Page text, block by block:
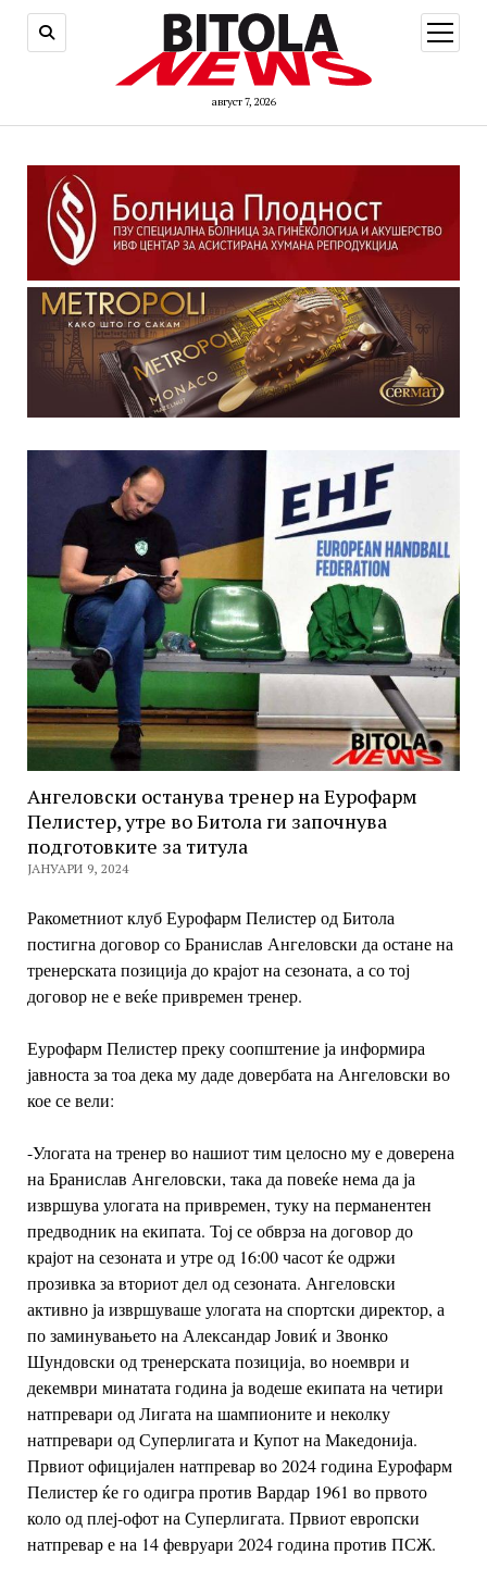
август 7, 2026
open
menu
Ангеловски останува тренер на Еурофарм
Пелистер, утре во Битола ги започнува
подготовките за титула
ЈАНУАРИ 9, 2024
Ракометниот клуб Еурофарм Пелистер од Битола
постигна договор со Бранислав Ангеловски да остане на
тренерската позиција до крајот на сезоната, а со тој
договор не е веќе привремен тренер.
Еурофарм Пелистер преку соопштение ја информира
јавноста за тоа дека му даде довербата на Ангеловски во
кое се вели:
-Улогата на тренер во нашиот тим целосно му е доверена
на Бранислав Ангеловски, така да повеќе нема да ја
извршува улогата на привремен, туку на перманентен
предводник на екипата. Тој се обврза на договор до
крајот на сезоната и утре од 16:00 часот ќе одржи
прозивка за вториот дел од сезоната. Ангеловски
активно ја извршуваше улогата на спортски директор, а
по заминувањето на Александар Јовиќ и Звонко
Шундовски од тренерската позиција, во ноември и
декември минатата година ја водеше екипата на четири
натпревари од Лигата на шампионите и неколку
натпревари од Суперлигата и Купот на Македонија.
Првиот официјален натпревар во 2024 година Еурофарм
Пелистер ќе го одигра против Вардар 1961 во првото
коло од плеј-офот на Суперлигата. Првиот европски
натпревар е на 14 февруари 2024 година против ПСЖ.